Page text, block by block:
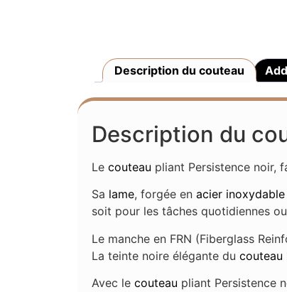
Description du couteau
Description du
Lecouteau pliant Persistence noir,
Sa lame, forgée enacier inoxydable
soit pour les tâches quotidiennes
Le manche en FRN (Fiberglass
La teinte noire élégante ducouteau
Avec lecouteau pliant Persistence